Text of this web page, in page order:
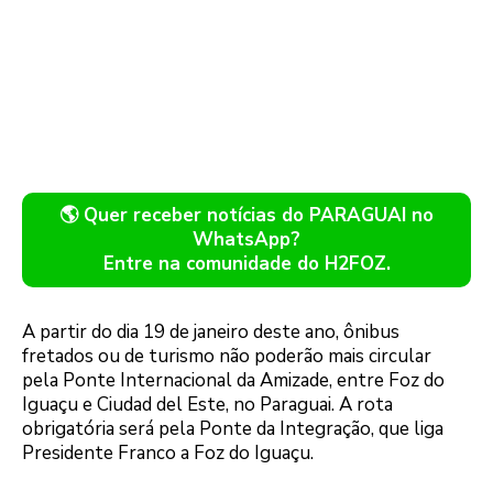
🌎 Quer receber notícias do PARAGUAI no
WhatsApp?
Entre na comunidade do H2FOZ.
A partir do dia 19 de janeiro deste ano, ônibus
fretados ou de turismo não poderão mais circular
pela Ponte Internacional da Amizade, entre Foz do
Iguaçu e Ciudad del Este, no Paraguai. A rota
obrigatória será pela Ponte da Integração, que liga
Presidente Franco a Foz do Iguaçu.